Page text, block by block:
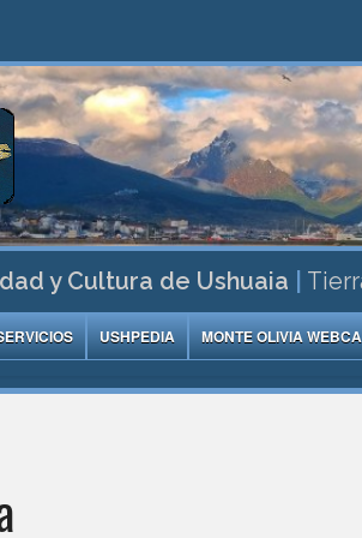
y Cultura de Ushuaia
USHPEDIA MONTE OLIVIA